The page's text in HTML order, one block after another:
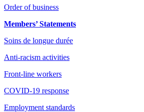
Order of business
Members’ Statements
Soins de longue durée
Anti-racism activities
Front-line workers
COVID-19 response
Employment standards